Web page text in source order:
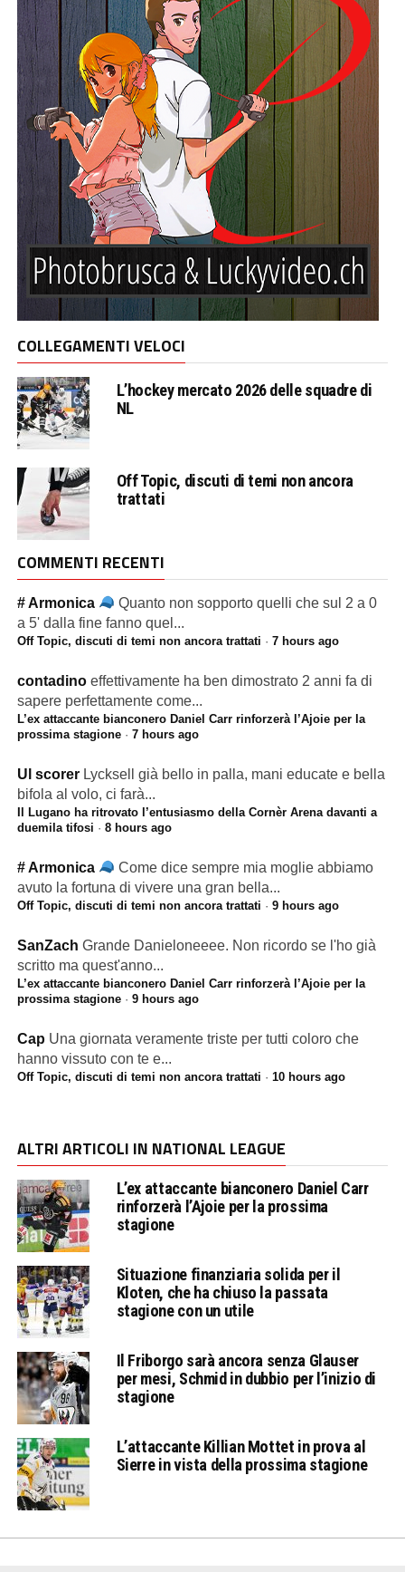
COLLEGAMENTI VELOCI
L’hockey mercato 2026 delle squadre di
NL
Off Topic, discuti di temi non ancora
trattati
COMMENTI RECENTI
# Armonica
Quanto non sopporto quelli che sul 2 a 0
a 5' dalla fine fanno quel...
Off Topic, discuti di temi non ancora trattati · 7 hours ago
contadino effettivamente ha ben dimostrato 2 anni fa di
sapere perfettamente come...
L’ex attaccante bianconero Daniel Carr rinforzerà l’Ajoie per la
prossima stagione· 7 hours ago
Ul scorer Lycksell già bello in palla, mani educate e bella
bifola al volo, ci farà...
Il Lugano ha ritrovato l’entusiasmo della Cornèr Arena davanti a
duemila tifosi · 8 hours ago
# Armonica
Come dice sempre mia moglie abbiamo
avuto la fortuna di vivere una gran bella...
Off Topic, discuti di temi non ancora trattati · 9 hours ago
SanZach Grande Danieloneeee. Non ricordo se l'ho già
scritto ma quest'anno...
L’ex attaccante bianconero Daniel Carr rinforzerà l’Ajoie per la
prossima stagione· 9 hours ago
Cap Una giornata veramente triste per tutti coloro che
hanno vissuto con te e...
Off Topic, discuti di temi non ancora trattati · 10 hours ago
ALTRI ARTICOLI IN NATIONAL LEAGUE
L’ex attaccante bianconero Daniel Carr
rinforzerà l’Ajoie per la prossima
stagione
Situazione finanziaria solida per il
Kloten, che ha chiuso la passata
stagione con un utile
Il Friborgo sarà ancora senza Glauser
per mesi, Schmid in dubbio per l’inizio di
stagione
L’attaccante Killian Mottet in prova al
Sierre in vista della prossima stagione